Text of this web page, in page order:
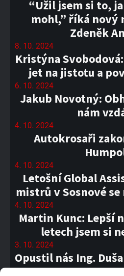
“Užil jsem si to,
mohl,” říká nový
Zdeněk
8. 10. 2024
Kristýna
jet na jistotu a
6. 10. 2024
Jakub Novotný:
nám
4. 10. 2024
Autokrosaři
4. 10. 2024
Letošní Global
mistrů v Sosnové
4. 10. 2024
Martin Kunc: Lepší
letech jsem si
3. 10. 2024
Opustil nás Ing.
28. 9. 2024